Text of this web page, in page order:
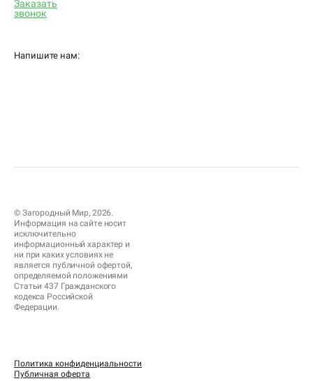
Заказать
звонок
Напишите нам:
© Загородный Мир, 2026.
Информация на сайте носит
исключительно
информационный характер и
ни при каких условиях не
является публичной офертой,
определяемой положениями
Статьи 437 Гражданского
кодекса Российской
Федерации.
Политика конфиденциальности
Публичная оферта